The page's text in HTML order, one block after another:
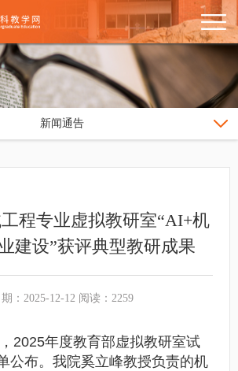
新闻通告
程专业虚拟教研室“AI+机
建设”获评典型教研成果
期：2025-12-12 阅读：2259
2025年度教育部虚拟教研室试
公布。我院奚立峰教授负责的机